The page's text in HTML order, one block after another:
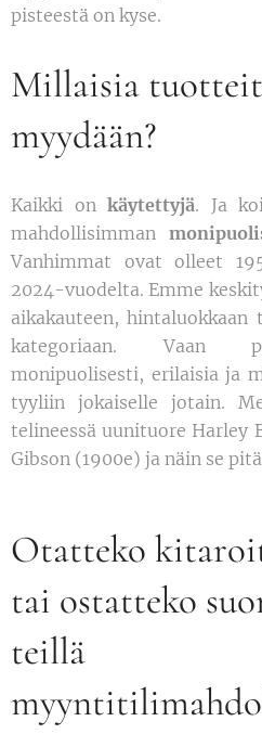
pisteestä on kyse.
Millaisia
myydään?
Kaikki onkäytettyjä. Ja
mahdollisimman
Vanhimmat ovat olleet
2024-vuodelta. Emme
aikakauteen,
kategoriaan. Vaan
monipuolisesti, erilaisia ja
tyyliin jokaiselle jotain.
telineessä uunituore Harley
Gibson (1900e) ja näin se
Otatteko
tai ostatteko
teillä